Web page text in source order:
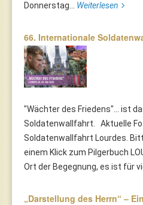
Donnerstag... Weiterlesen
66. Internationale
"Wächter des Friedens"... ist
Soldatenwallfahrt. Aktuelle
Soldatenwallfahrt Lourdes.
einem Klick zum Pilgerbuch
Ort der Begegnung, es ist für
„Darstellung des Herrn“ –